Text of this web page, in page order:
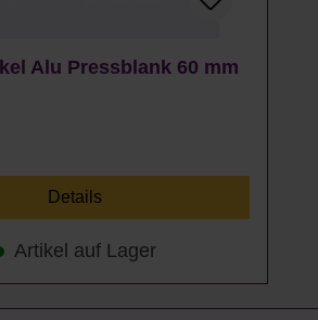
Alu Pressblank 60 mm
Details
Artikel auf Lager